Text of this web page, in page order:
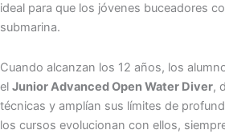
ideal para que los jóvenes buceadores
submarina.
Cuando alcanzan los 12 años, los
el Junior Advanced Open Water Diver,
técnicas y amplían sus límites de
los cursos evolucionan con ellos,